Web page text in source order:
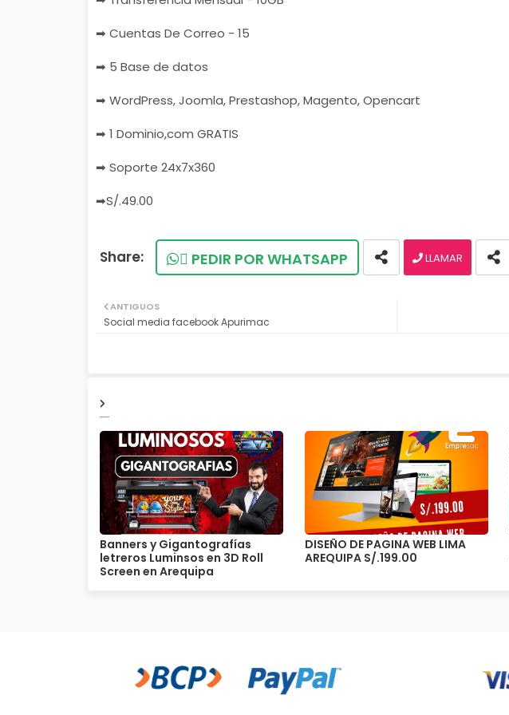
➡ Cuentas De Correo - 15
➡ 5 Base de datos
➡ WordPress, Joomla, Prestashop, Magento, Opencart
➡ 1 Dominio,com GRATIS
➡ Soporte 24x7x360
➡S/.49.00
PEDIR POR WHATSAPP LLAMAR
ANTIGUOS
Social media facebook Apurimac
Banners y Gigantografías
letreros Luminsos en 3D Roll
Screen en Arequipa
DISEÑO DE PAGINA WEB LIMA
AREQUIPA S/.199.00